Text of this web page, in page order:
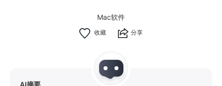
Mac软件
分享